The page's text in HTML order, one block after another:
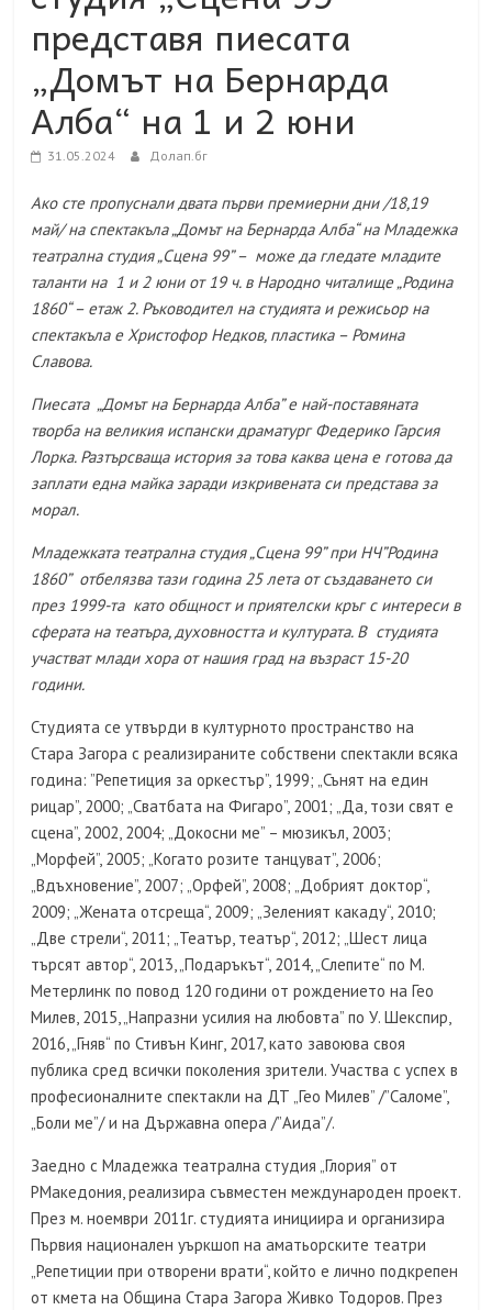
представя пиесата
„Домът на Бернарда
Алба“ на 1 и 2 юни
31.05.2024 Долап.бг
Ако сте пропуснали двата първи премиерни дни /18,19
май/ на спектакъла „Домът на Бернарда Алба“ на Младежка
театрална студия „Сцена 99” – може да гледате младите
таланти на 1 и 2 юни от 19 ч. в Народно читалище „Родина
1860“ – етаж 2. Ръководител на студията и режисьор на
спектакъла е Христофор Недков, пластика – Ромина
Славова.
Пиесата „Домът на Бернарда Алба” е най-поставяната
творба на великия испански драматург Федерико Гарсия
Лорка. Разтърсваща история за това каква цена е готова да
заплати една майка заради изкривената си представа за
морал.
Младежката театрална студия „Сцена 99” при НЧ”Родина
1860” отбелязва тази година 25 лета от създаването си
през 1999-та като общност и приятелски кръг с интереси в
сферата на театъра, духовността и културата. В студията
участват млади хора от нашия град на възраст 15-20
години.
Студията се утвърди в културното пространство на
Стара Загора с реализираните собствени спектакли всяка
година: ”Репетиция за оркестър”, 1999; „Сънят на един
рицар”, 2000; „Сватбата на Фигаро”, 2001; „Да, този свят е
сцена”, 2002, 2004; „Докосни ме” – мюзикъл, 2003;
„Морфей”, 2005; „Когато розите танцуват”, 2006;
„Вдъхновение”, 2007; „Орфей”, 2008; „Добрият доктор“,
2009; „Жената отсреща“, 2009; „Зеленият какаду“, 2010;
„Две стрели“, 2011; „Театър, театър“, 2012; „Шест лица
търсят автор“, 2013, „Подаръкът“, 2014, „Слепите“ по М.
Метерлинк по повод 120 години от рождението на Гео
Милев, 2015, „Напразни усилия на любовта” по У. Шекспир,
2016, „Гняв“ по Стивън Кинг, 2017, като завоюва своя
публика сред всички поколения зрители. Участва с успех в
професионалните спектакли на ДТ „Гео Милев” /”Саломе”,
„Боли ме”/ и на Държавна опера /”Аида”/.
Заедно с Младежка театрална студия „Глория” от
РМакедония, реализира съвместен международен проект.
През м. ноември 2011г. студията инициира и организира
Първия национален уъркшоп на аматьорските театри
„Репетиции при отворени врати“, който е лично подкрепен
от кмета на Община Стара Загора Живко Тодоров. През